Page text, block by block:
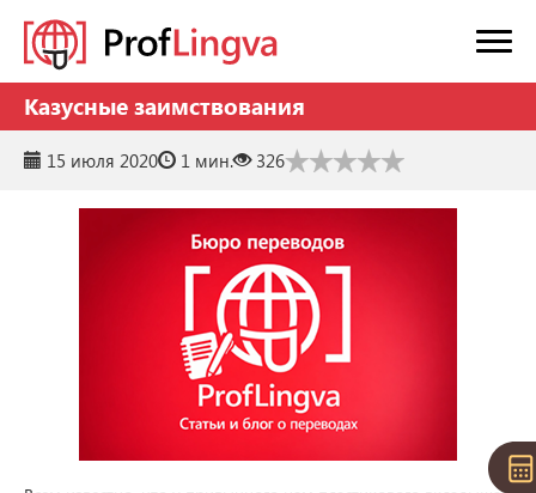
Казусные заимствования
15 июля 2020 1 мин. 326